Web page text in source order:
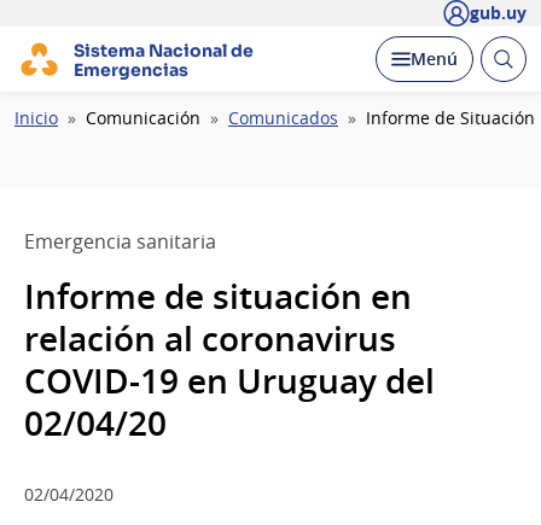
gub.uy
Sistema Nacional de
Emergencias
Desplegar
Menú Abrir
Ruta
Inicio Comunicación Comunicados Informe de Situación
Emergencia sanitaria
Informe de situación en
relación al coronavirus
COVID-19 en Uruguay del
02/04/20
02/04/2020